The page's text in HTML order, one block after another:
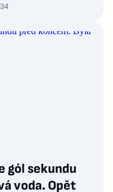
gól sekundu
voda. Opět